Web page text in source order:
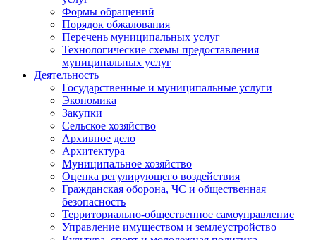
Формы обращений
Порядок обжалования
Перечень муниципальных услуг
Технологические схемы предоставления
муниципальных услуг
Деятельность
Государственные и муниципальные услуги
Экономика
Закупки
Сельское хозяйство
Архивное дело
Архитектура
Муниципальное хозяйство
Оценка регулирующего воздействия
Гражданская оборона, ЧС и общественная
безопасность
Территориально-общественное самоуправление
Управление имуществом и землеустройство